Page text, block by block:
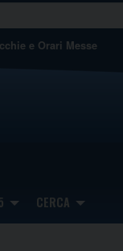
e Orari Messe
CERCA